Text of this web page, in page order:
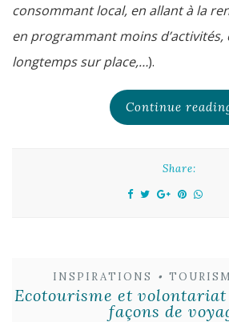
consommant local, en allant à la
en programmant moins
longtemps sur place,…).
Continue
Share:
INSPIRATIONS •
Ecotourisme et
façons de